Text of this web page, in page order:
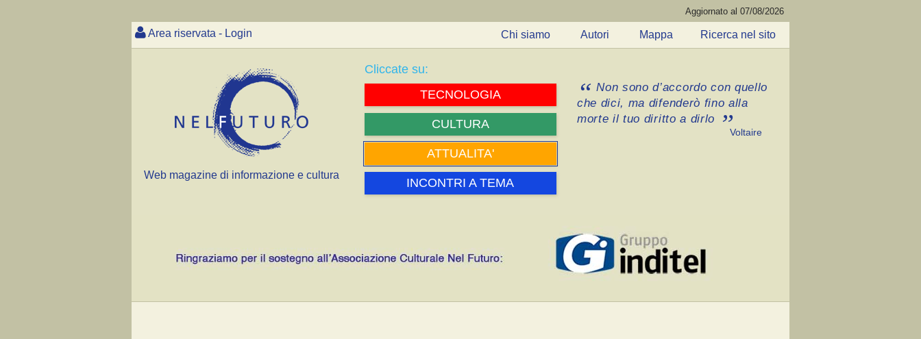
Aggiornato al 07/08/2026
Area riservata - Login Chi siamo Autori Mappa Ricerca nel sito
Web magazine di informazione e cultura
Cliccate su:
TECNOLOGIA
CULTURA
ATTUALITA'
INCONTRI A TEMA
Non sono d’accordo con quello
che dici, ma difenderò fino alla
morte il tuo diritto a dirlo
Voltaire